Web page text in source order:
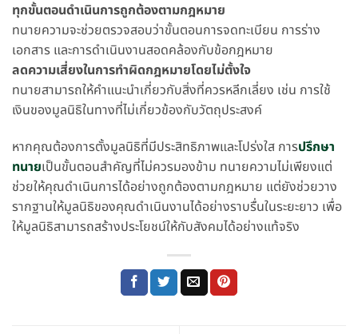
ทุกขั้นตอนดำเนินการถูกต้องตามกฎหมาย
ทนายความจะช่วยตรวจสอบว่าขั้นตอนการจดทะเบียน การร่าง
เอกสาร และการดำเนินงานสอดคล้องกับข้อกฎหมาย
ลดความเสี่ยงในการทำผิดกฎหมายโดยไม่ตั้งใจ
ทนายสามารถให้คำแนะนำเกี่ยวกับสิ่งที่ควรหลีกเลี่ยง เช่น การใช้
เงินของมูลนิธิในทางที่ไม่เกี่ยวข้องกับวัตถุประสงค์
หากคุณต้องการตั้งมูลนิธิที่มีประสิทธิภาพและโปร่งใส การปรึกษา
ทนายเป็นขั้นตอนสำคัญที่ไม่ควรมองข้าม ทนายความไม่เพียงแต่
ช่วยให้คุณดำเนินการได้อย่างถูกต้องตามกฎหมาย แต่ยังช่วยวาง
รากฐานให้มูลนิธิของคุณดำเนินงานได้อย่างราบรื่นในระยะยาว เพื่อ
ให้มูลนิธิสามารถสร้างประโยชน์ให้กับสังคมได้อย่างแท้จริง